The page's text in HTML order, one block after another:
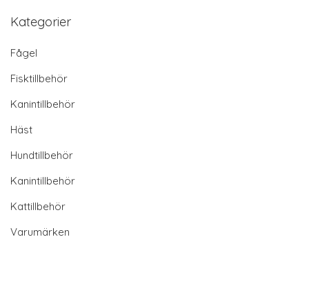
Kategorier
Fågel
Fisktillbehör
Kanintillbehör
Häst
Hundtillbehör
Kanintillbehör
Kattillbehör
Varumärken